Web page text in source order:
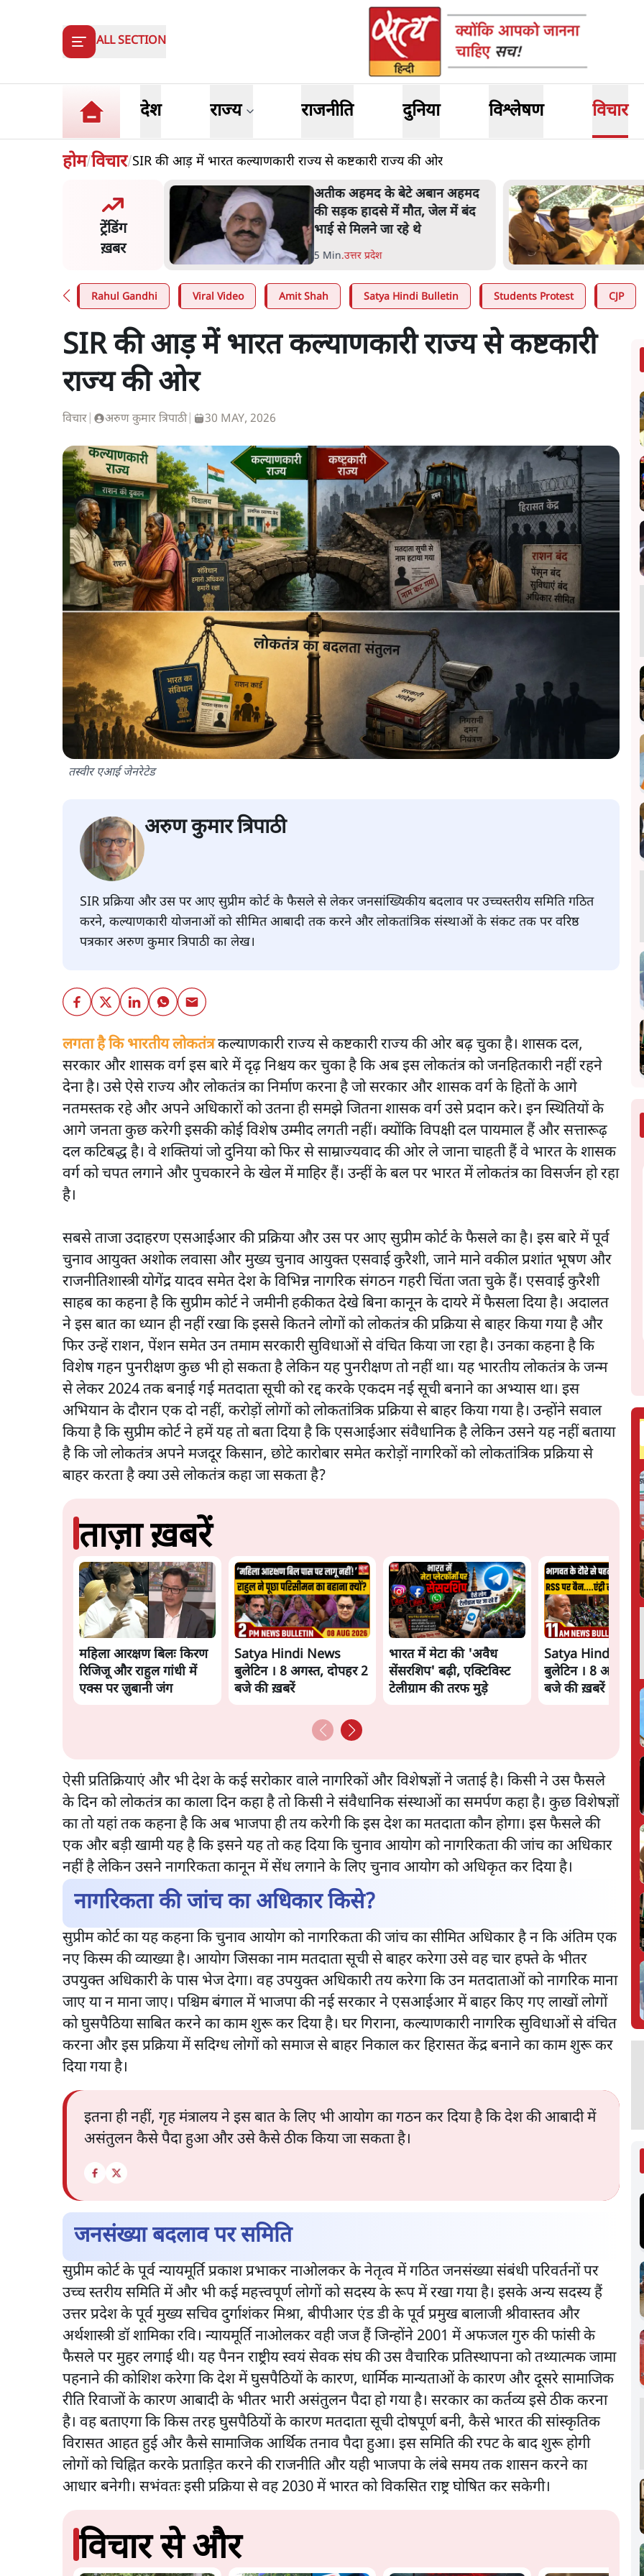
ALL SECTION
देश राज्य राजनीति दुनिया विश्लेषण विचार
होम/विचार/SIR की आड़ में भारत कल्याणकारी राज्य से कष्टकारी राज्य की ओर
ट्रेंडिंग
ख़बर
बोले- 'जेन ज़ी पर आँख
आंदोलन देश-विरोधी
अतुल लिमये बोले थे- 'एंटी
अतीक अहमद के बेटे अबान अहमद
की सड़क हादसे में मौत, जेल में बंद
भाई से मिलने जा रहे थे
5 Min.उत्तर प्रदेश
Rahul Gandhi Viral Video Amit Shah Satya Hindi Bulletin Students Protest CJP
SIR की आड़ में भारत कल्याणकारी राज्य से कष्टकारी
राज्य की ओर
विचार अरुण कुमार त्रिपाठी| 30 MAY, 2026
तस्वीर एआई जेनरेटेड
अरुण कुमार त्रिपाठी
SIR प्रक्रिया और उस पर आए सुप्रीम कोर्ट के फैसले से लेकर जनसांख्यिकीय बदलाव पर उच्चस्तरीय समिति गठित
करने, कल्याणकारी योजनाओं को सीमित आबादी तक करने और लोकतांत्रिक संस्थाओं के संकट तक पर वरिष्ठ
पत्रकार अरुण कुमार त्रिपाठी का लेख।
लगता है कि भारतीय लोकतंत्रकल्याणकारी राज्य से कष्टकारी राज्य की ओर बढ़ चुका है। शासक दल,
सरकार और शासक वर्ग इस बारे में दृढ़ निश्चय कर चुका है कि अब इस लोकतंत्र को जनहितकारी नहीं रहने
देना है। उसे ऐसे राज्य और लोकतंत्र का निर्माण करना है जो सरकार और शासक वर्ग के हितों के आगे
नतमस्तक रहे और अपने अधिकारों को उतना ही समझे जितना शासक वर्ग उसे प्रदान करे। इन स्थितियों के
आगे जनता कुछ करेगी इसकी कोई विशेष उम्मीद लगती नहीं। क्योंकि विपक्षी दल पायमाल हैं और सत्तारूढ़
दल कटिबद्ध है। वे शक्तियां जो दुनिया को फिर से साम्राज्यवाद की ओर ले जाना चाहती हैं वे भारत के शासक
वर्ग को चपत लगाने और पुचकारने के खेल में माहिर हैं। उन्हीं के बल पर भारत में लोकतंत्र का विसर्जन हो रहा
है।
सबसे ताजा उदाहरण एसआईआर की प्रक्रिया और उस पर आए सुप्रीम कोर्ट के फैसले का है। इस बारे में पूर्व
चुनाव आयुक्त अशोक लवासा और मुख्य चुनाव आयुक्त एसवाई कुरैशी, जाने माने वकील प्रशांत भूषण और
राजनीतिशास्त्री योगेंद्र यादव समेत देश के विभिन्न नागरिक संगठन गहरी चिंता जता चुके हैं। एसवाई कुरैशी
साहब का कहना है कि सुप्रीम कोर्ट ने जमीनी हकीकत देखे बिना कानून के दायरे में फैसला दिया है। अदालत
ने इस बात का ध्यान ही नहीं रखा कि इससे कितने लोगों को लोकतंत्र की प्रक्रिया से बाहर किया गया है और
फिर उन्हें राशन, पेंशन समेत उन तमाम सरकारी सुविधाओं से वंचित किया जा रहा है। उनका कहना है कि
विशेष गहन पुनरीक्षण कुछ भी हो सकता है लेकिन यह पुनरीक्षण तो नहीं था। यह भारतीय लोकतंत्र के जन्म
से लेकर 2024 तक बनाई गई मतदाता सूची को रद्द करके एकदम नई सूची बनाने का अभ्यास था। इस
अभियान के दौरान एक दो नहीं, करोड़ों लोगों को लोकतांत्रिक प्रक्रिया से बाहर किया गया है। उन्होंने सवाल
किया है कि सुप्रीम कोर्ट ने हमें यह तो बता दिया है कि एसआईआर संवैधानिक है लेकिन उसने यह नहीं बताया
है कि जो लोकतंत्र अपने मजदूर किसान, छोटे कारोबार समेत करोड़ों नागरिकों को लोकतांत्रिक प्रक्रिया से
बाहर करता है क्या उसे लोकतंत्र कहा जा सकता है?
ताज़ा ख़बरें
महिला आरक्षण बिलः किरण
रिजिजू और राहुल गांधी में
एक्स पर ज़ुबानी जंग
Satya Hindi News
बुलेटिन । 8 अगस्त, दोपहर 2
बजे की ख़बरें
भारत में मेटा की 'अवैध
सेंसरशिप' बढ़ी, एक्टिविस्ट
टेलीग्राम की तरफ मुड़े
Satya Hindi News
बुलेटिन । 8 अगस्त,
बजे की ख़बरें
ऐसी प्रतिक्रियाएं और भी देश के कई सरोकार वाले नागरिकों और विशेषज्ञों ने जताई है। किसी ने उस फैसले
के दिन को लोकतंत्र का काला दिन कहा है तो किसी ने संवैधानिक संस्थाओं का समर्पण कहा है। कुछ विशेषज्ञों
का तो यहां तक कहना है कि अब भाजपा ही तय करेगी कि इस देश का मतदाता कौन होगा। इस फैसले की
एक और बड़ी खामी यह है कि इसने यह तो कह दिया कि चुनाव आयोग को नागरिकता की जांच का अधिकार
नहीं है लेकिन उसने नागरिकता कानून में सेंध लगाने के लिए चुनाव आयोग को अधिकृत कर दिया है।
नागरिकता की जांच का अधिकार किसे?
सुप्रीम कोर्ट का यह कहना कि चुनाव आयोग को नागरिकता की जांच का सीमित अधिकार है न कि अंतिम एक
नए किस्म की व्याख्या है। आयोग जिसका नाम मतदाता सूची से बाहर करेगा उसे वह चार हफ्ते के भीतर
उपयुक्त अधिकारी के पास भेज देगा। वह उपयुक्त अधिकारी तय करेगा कि उन मतदाताओं को नागरिक माना
जाए या न माना जाए। पश्चिम बंगाल में भाजपा की नई सरकार ने एसआईआर में बाहर किए गए लाखों लोगों
को घुसपैठिया साबित करने का काम शुरू कर दिया है। घर गिराना, कल्याणकारी नागरिक सुविधाओं से वंचित
करना और इस प्रक्रिया में सदिग्ध लोगों को समाज से बाहर निकाल कर हिरासत केंद्र बनाने का काम शुरू कर
दिया गया है।
इतना ही नहीं, गृह मंत्रालय ने इस बात के लिए भी आयोग का गठन कर दिया है कि देश की आबादी में
असंतुलन कैसे पैदा हुआ और उसे कैसे ठीक किया जा सकता है।
जनसंख्या बदलाव पर समिति
सुप्रीम कोर्ट के पूर्व न्यायमूर्ति प्रकाश प्रभाकर नाओलकर के नेतृत्व में गठित जनसंख्या संबंधी परिवर्तनों पर
उच्च स्तरीय समिति में और भी कई महत्त्वपूर्ण लोगों को सदस्य के रूप में रखा गया है। इसके अन्य सदस्य हैं
उत्तर प्रदेश के पूर्व मुख्य सचिव दुर्गाशंकर मिश्रा, बीपीआर एंड डी के पूर्व प्रमुख बालाजी श्रीवास्तव और
अर्थशास्त्री डॉ शामिका रवि। न्यायमूर्ति नाओलकर वही जज हैं जिन्होंने 2001 में अफजल गुरु की फांसी के
फैसले पर मुहर लगाई थी। यह पैनन राष्ट्रीय स्वयं सेवक संघ की उस वैचारिक प्रतिस्थापना को तथ्यात्मक जामा
पहनाने की कोशिश करेगा कि देश में घुसपैठियों के कारण, धार्मिक मान्यताओं के कारण और दूसरे सामाजिक
रीति रिवाजों के कारण आबादी के भीतर भारी असंतुलन पैदा हो गया है। सरकार का कर्तव्य इसे ठीक करना
है। वह बताएगा कि किस तरह घुसपैठियों के कारण मतदाता सूची दोषपूर्ण बनी, कैसे भारत की सांस्कृतिक
विरासत आहत हुई और कैसे सामाजिक आर्थिक तनाव पैदा हुआ। इस समिति की रपट के बाद शुरू होगी
लोगों को चिह्नित करके प्रताड़ित करने की राजनीति और यही भाजपा के लंबे समय तक शासन करने का
आधार बनेगी। सभंवतः इसी प्रक्रिया से वह 2030 में भारत को विकसित राष्ट्र घोषित कर सकेगी।
विचार से और